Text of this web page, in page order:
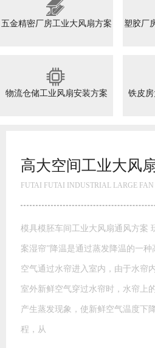
五金精密厂房工业大风扇方案 塑胶厂
物流仓储工业风扇安装方案 铁皮
温方式。干热
水膜，这样
中的热量并
完成降温过